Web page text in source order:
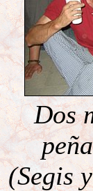
Dos
(Segis